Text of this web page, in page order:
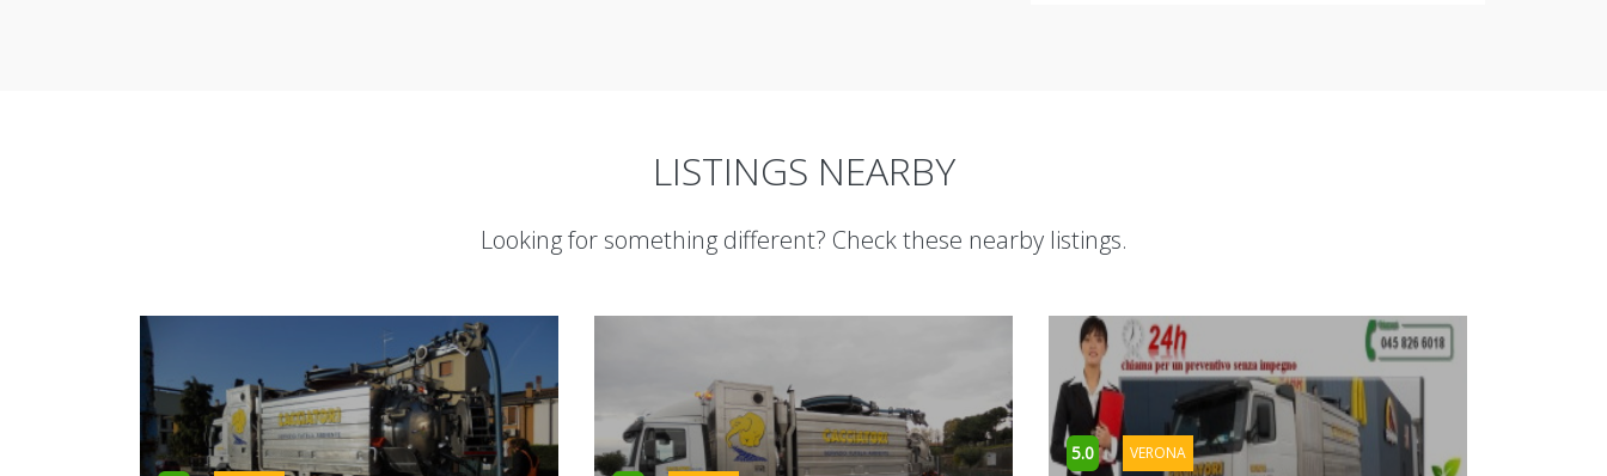
LISTINGS NEARBY
Looking for something different? Check these nearby listings.
5.0 VERONA